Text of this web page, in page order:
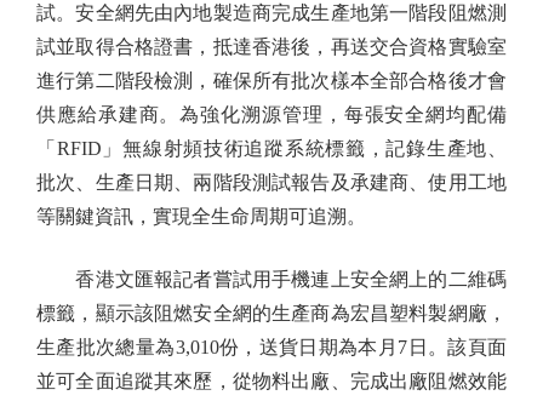
試。安全網先由內地製造商完成生產地第一階段阻燃測
試並取得合格證書，抵達香港後，再送交合資格實驗室
進行第二階段檢測，確保所有批次樣本全部合格後才會
供應給承建商。為強化溯源管理，每張安全網均配備
「RFID」無線射頻技術追蹤系統標籤，記錄生產地、
批次、生產日期、兩階段測試報告及承建商、使用工地
等關鍵資訊，實現全生命周期可追溯。
香港文匯報記者嘗試用手機連上安全網上的二維碼
標籤，顯示該阻燃安全網的生產商為宏昌塑料製網廠，
生產批次總量為3,010份，送貨日期為本月7日。該頁面
並可全面追蹤其來歷，從物料出廠、完成出廠阻燃效能